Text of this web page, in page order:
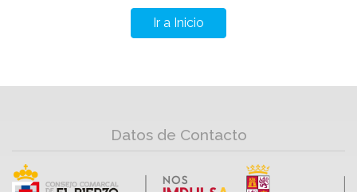
Ir a Inicio
Datos de Contacto